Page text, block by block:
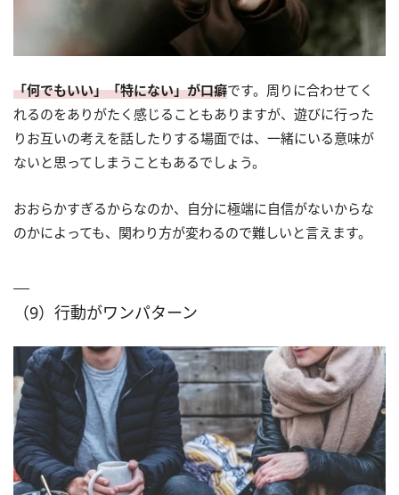
「何でもいい」「特にない」が口癖です。周りに合わせてく
れるのをありがたく感じることもありますが、遊びに行った
りお互いの考えを話したりする場面では、一緒にいる意味が
ないと思ってしまうこともあるでしょう。
おおらかすぎるからなのか、自分に極端に自信がないからな
のかによっても、関わり方が変わるので難しいと言えます。
（9）行動がワンパターン